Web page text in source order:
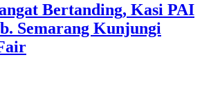
Bertanding, Kasi PAI
Semarang Kunjungi